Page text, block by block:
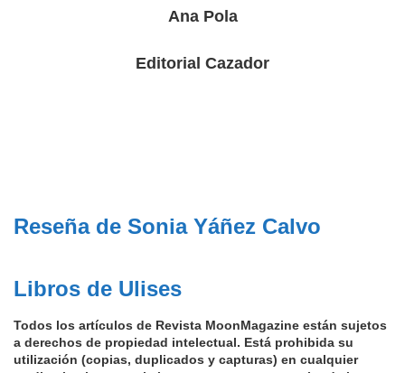
Ana Pola
Editorial Cazador
Reseña de Sonia Yáñez Calvo
Libros de Ulises
Todos los artículos de Revista MoonMagazine están sujetos
a derechos de propiedad intelectual. Está prohibida su
utilización (copias, duplicados y capturas) en cualquier